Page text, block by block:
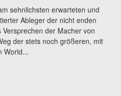
sehnlichsten erwarteten und
Ableger der nicht enden
der Macher von
der stets noch größeren, mit
World...